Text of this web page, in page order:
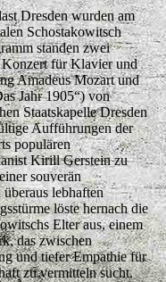
Dresden wurden am
Schostakowitsch
standen zwei
Konzert für Klavier und
Amadeus Mozart und
Jahr 1905“) von
Staatskapelle Dresden
Aufführungen der
populären
Kirill Gerstein zu
souverän
lebhaften
löste hernach die
Elter aus, einem
das zwischen
und tiefer Empathie für
zu vermitteln sucht.